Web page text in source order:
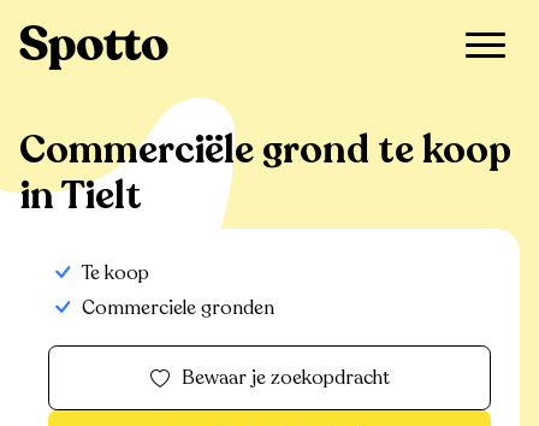
Tielt > Commerciële grond
Commerciële grond te koop
in Tielt
Te koop
Commerciele gronden
Bewaar je zoekopdracht